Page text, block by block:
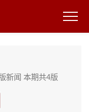
新闻 本期共4版